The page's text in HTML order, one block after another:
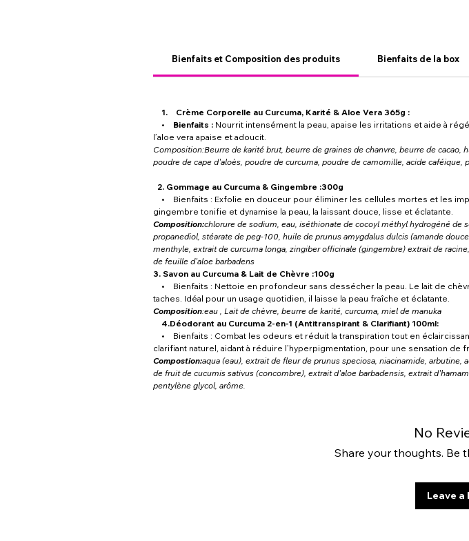
Bienfaits et Composition des produits Bienfaits de la box
1. Crème Corporelle au Curcuma, Karité & Aloe Vera 365g :
•
Bienfaits : Nourrit intensément la peau, apaise les irritations et aide à
l’aloe vera apaise et adoucit.
Composition:Beurre de karité brut, beurre de graines de chanvre, beurre de
poudre de cape d'aloès, poudre de curcuma, poudre de camomille, acide
2. Gommage au Curcuma & Gingembre :300g
• Bienfaits : Exfolie en douceur pour éliminer les cellules mortes et les
gingembre tonifie et dynamise la peau, la laissant douce, lisse et éclatante.
Composition:chlorure de sodium, eau, iséthionate de cocoyl méthyl hydrogéné de
propanediol, stéarate de peg-100, huile de prunus amygdalus dulcis (amande
menthyle, extrait de curcuma longa, zingiber officinale (gingembre) extrait de
de feuille d'aloe barbadens
3. Savon au Curcuma & Lait de Chèvre :100g
• Bienfaits : Nettoie en profondeur sans dessécher la peau. Le lait de
taches. Idéal pour un usage quotidien, il laisse la peau fraîche et éclatante.
Composition:eau , Lait de chèvre, beurre de karité, curcuma, miel de manuka
4.Déodorant au Curcuma 2-en-1 (Antitranspirant & Clarifiant) 100ml:
• Bienfaits : Combat les odeurs et réduit la transpiration tout en
clarifiant naturel, aidant à réduire l’hyperpigmentation, pour une sensation
Compostion:aqua (eau), extrait de fleur de prunus speciosa, niacinamide,
de fruit de cucumis sativus (concombre), extrait d'aloe barbadensis, extrait
pentylène glycol, arôme.
No
Share your thoughts. Be
Leave a